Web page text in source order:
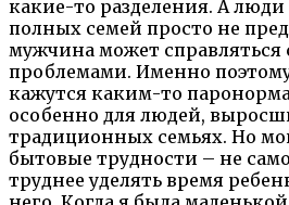
какие-то разделения. А
полных семей просто не
мужчина может
проблемами. Именно
кажутся каким-то
особенно для людей,
традиционных семьях. Но
бытовые трудности – не
труднее уделять время